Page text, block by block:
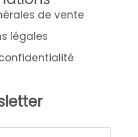
de vente
légales